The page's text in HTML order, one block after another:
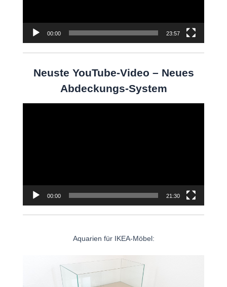
00:00 23:57
Neuste YouTube-Video – Neues
Abdeckungs-System
00:00 21:30
Aquarien für IKEA-Möbel: